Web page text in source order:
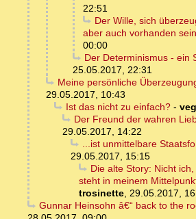
22:51
Der Wille, sich
aber auch vorhanden
00:00
Der Determinismus - ein
25.05.2017, 22:31
Meine persönliche
29.05.2017, 10:43
Ist das nicht zu einfach?-
Der Freund der wahren
29.05.2017, 14:22
...ist unmittelbare
29.05.2017, 15:15
Die alte Story: Nicht
steht in meinem
trosinette, 29.05.2017,
Gunnar Heinsohn â€“ back to the